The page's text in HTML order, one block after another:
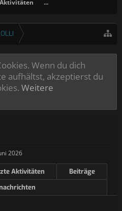
...
OLLI
Wenn du dich
aufhältst, akzeptierst du
Weitere
2026
Aktivitäten
Beiträge